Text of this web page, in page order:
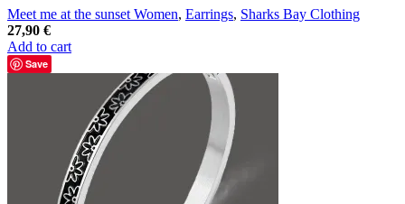
Meet me at the sunset Women, Earrings, Sharks Bay Clothing
27,90 €
Add to cart
Save